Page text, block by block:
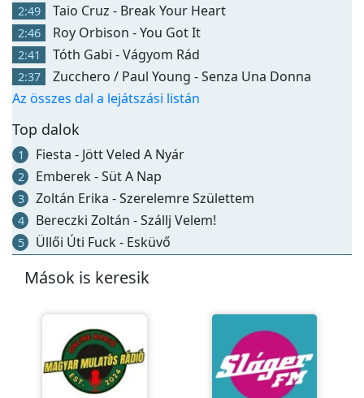
2:49 Taio Cruz - Break Your Heart
2:46 Roy Orbison - You Got It
2:41 Tóth Gabi - Vágyom Rád
2:37
Zucchero / Paul Young - Senza Una Donna
Az összes dal a lejátszási listán
Top dalok
1 Fiesta - Jött Veled A Nyár
2 Emberek - Süt A Nap
3 Zoltán Erika - Szerelemre Születtem
4 Bereczki Zoltán - Szállj Velem!
5 Üllői Úti Fuck - Esküvő
Mások is keresik